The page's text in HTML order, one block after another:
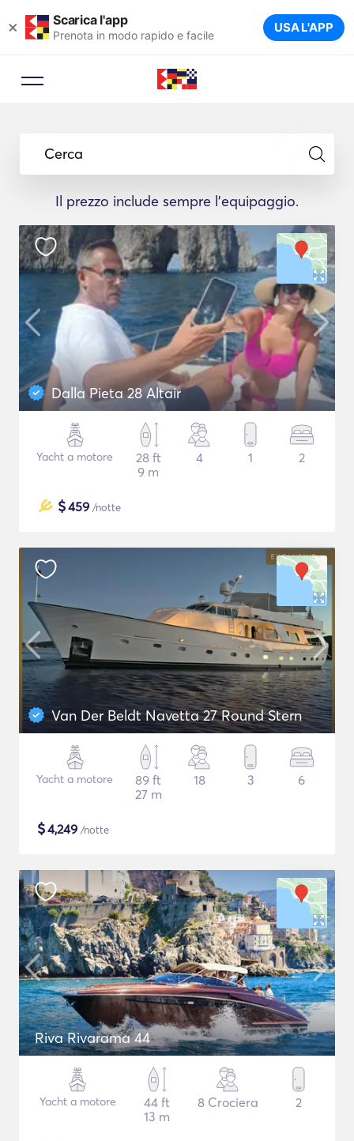
× Scarica l'app
Prenota in modo rapido e facile USA L'APP
Cerca
Il prezzo include sempre l'equipaggio.
Dalla Pieta 28 Altair
Yacht a motore
28 ft
9 m
4 1 2
$459 /notte
Van Der Beldt Navetta 27 Round Stern
Yacht a motore
89 ft
27 m
18 3 6
$4,249 /notte
Riva Rivarama 44
Yacht a motore
44 ft
13 m
8 Crociera 2